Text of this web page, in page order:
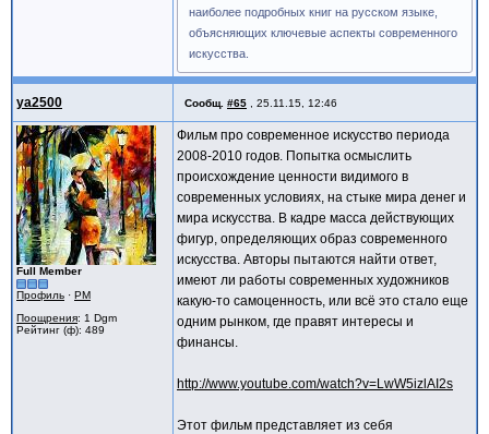
наиболее подробных книг на русском языке,
объясняющих ключевые аспекты современного
искусства.
ya2500 Сообщ. #65 25.11.15, 12:46
Full Member
Профиль · PM
Поощрения: 1 Dgm
Рейтинг (ф): 489
Фильм про современное искусство периода
2008-2010 годов. Попытка осмыслить
происхождение ценности видимого в
современных условиях, на стыке мира денег и
мира искусства. В кадре масса действующих
фигур, определяющих образ современного
искусства. Авторы пытаются найти ответ,
имеют ли работы современных художников
какую-то самоценность, или всё это стало еще
одним рынком, где правят интересы и
финансы.
http://www.youtube.com/watch?v=LwW5izlAI2s
Этот фильм представляет из себя